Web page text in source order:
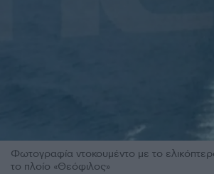
Φωτογραφία ντοκουμέντο με το
το πλοίο «Θεόφιλος»